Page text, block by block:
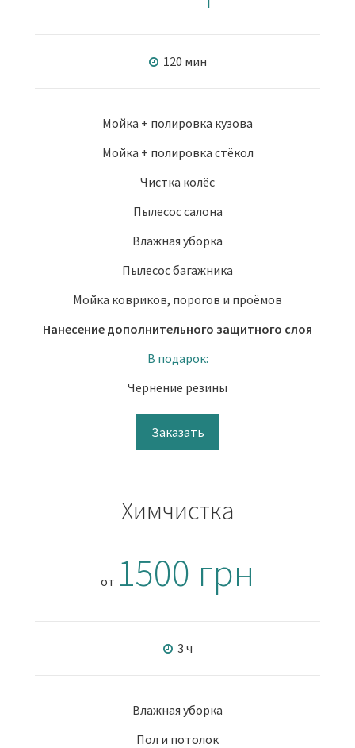
120 мин
Мойка + полировка кузова
Мойка + полировка стёкол
Чистка колёс
Пылесос салона
Влажная уборка
Пылесос багажника
Мойка ковриков, порогов и проёмов
Нанесение дополнительного защитного слоя
В подарок:
Чернение резины
Заказать
Химчистка
от 1500 грн
3 ч
Влажная уборка
Пол и потолок